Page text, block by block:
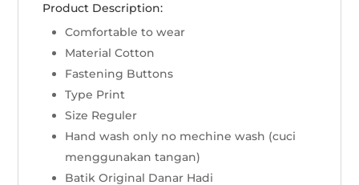
Product Description:
Comfortable to wear
Material Cotton
Fastening Buttons
Type Print
Size Reguler
Hand wash only no mechine wash (cuci
menggunakan tangan)
Batik Original Danar Hadi